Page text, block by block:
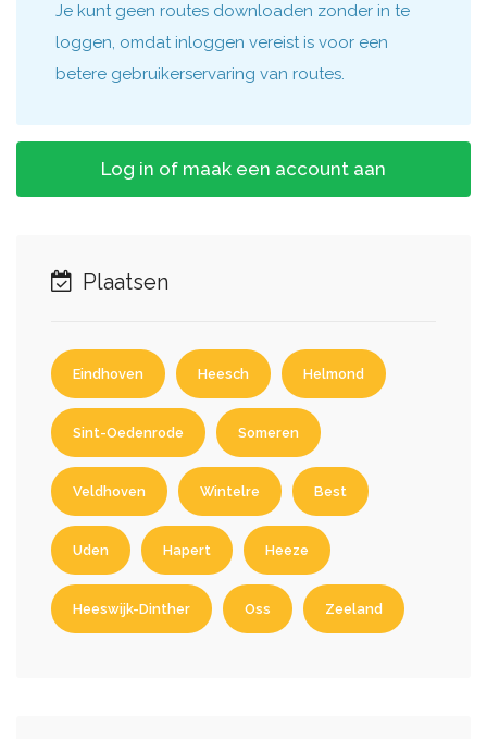
Je kunt geen routes downloaden zonder in te
loggen, omdat inloggen vereist is voor een
betere gebruikerservaring van routes.
Log in of maak een account aan
Plaatsen
Eindhoven Heesch Helmond
Sint-Oedenrode Someren
Veldhoven Wintelre Best
Uden Hapert Heeze
Heeswijk-Dinther Oss Zeeland